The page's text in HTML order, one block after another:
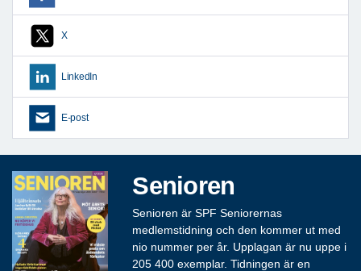
X
LinkedIn
E-post
Senioren
Senioren är SPF Seniorernas
medlemstidning och den kommer ut med
nio nummer per år. Upplagan är nu uppe i
205 400 exemplar. Tidningen är en